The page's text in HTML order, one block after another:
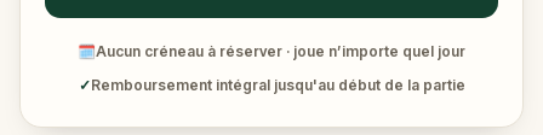
🗓Aucun créneau à réserver · joue n’importe quel jour
✓Remboursement intégral jusqu'au début de la partie